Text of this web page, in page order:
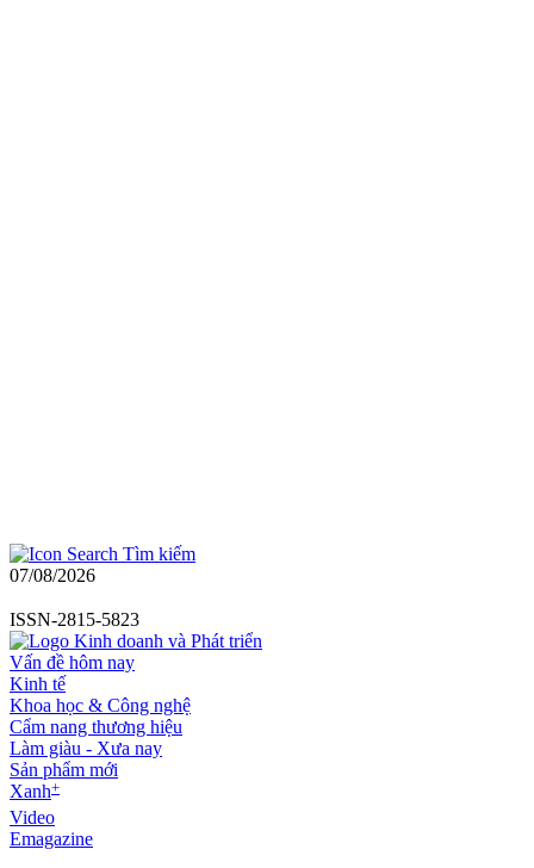
Tìm kiếm
07/08/2026
ISSN-2815-5823
Vấn đề hôm nay
Kinh tế
Khoa học & Công nghệ
Cẩm nang thương hiệu
Làm giàu - Xưa nay
Sản phẩm mới
Xanh+
Video
Emagazine